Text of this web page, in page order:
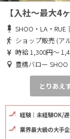
【入社～最大4
SHOO・LA・RUE
ショップ販売 (ア
時給 1,300円～
豊橋バロー
とりあえ
経験｜未経験OK/
業界最大級の大手